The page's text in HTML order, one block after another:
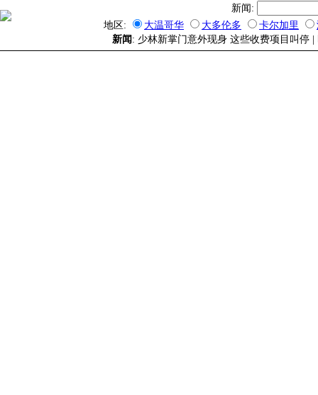
新闻:
地区:
大温哥华 大多伦多 卡尔加里
新闻 : 少林新掌门意外现身 这些收费项目叫停 |